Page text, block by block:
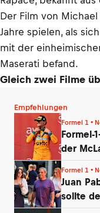
Der Film von
Jahre spielen, als
mit der
Maserati befand.
Gleich zwei Filme
Empfehlungen
Formel 1 •
Formel-
der
Formel 1 •
Juan
sollte